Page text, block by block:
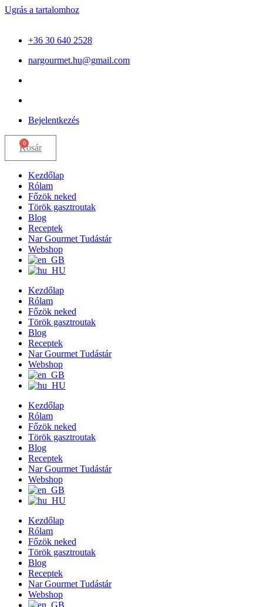
Ugrás a tartalomhoz
+36 30 640 2528
nargourmet.hu@gmail.com
Bejelentkezés
0
Kosár
Kezdőlap
Rólam
Főzök neked
Török gasztroutak
Blog
Receptek
Nar Gourmet Tudástár
Webshop
Kezdőlap
Rólam
Főzök neked
Török gasztroutak
Blog
Receptek
Nar Gourmet Tudástár
Webshop
Kezdőlap
Rólam
Főzök neked
Török gasztroutak
Blog
Receptek
Nar Gourmet Tudástár
Webshop
Kezdőlap
Rólam
Főzök neked
Török gasztroutak
Blog
Receptek
Nar Gourmet Tudástár
Webshop